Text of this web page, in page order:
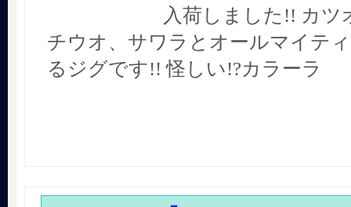
入荷しました!! カツ
チウオ、サワラとオールマイテ
るジグです!! 怪しい!?カラーラ